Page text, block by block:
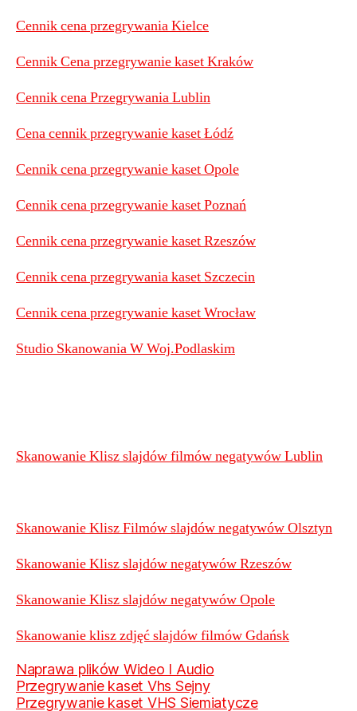
Cennik cena przegrywania Kielce
Cennik Cena przegrywanie kaset Kraków
Cennik cena Przegrywania Lublin
Cena cennik przegrywanie kaset Łódź
Cennik cena przegrywanie kaset Opole
Cennik cena przegrywanie kaset Poznań
Cennik cena przegrywanie kaset Rzeszów
Cennik cena przegrywania kaset Szczecin
Cennik cena przegrywanie kaset Wrocław
Studio Skanowania W Woj.Podlaskim
Skanowanie Klisz slajdów filmów negatywów Lublin
Skanowanie Klisz Filmów slajdów negatywów Olsztyn
Skanowanie Klisz slajdów negatywów Rzeszów
Skanowanie Klisz slajdów negatywów Opole
Skanowanie klisz zdjęć slajdów filmów Gdańsk
Naprawa plików Wideo I Audio
Przegrywanie kaset Vhs Sejny
Przegrywanie kaset VHS Siemiatycze